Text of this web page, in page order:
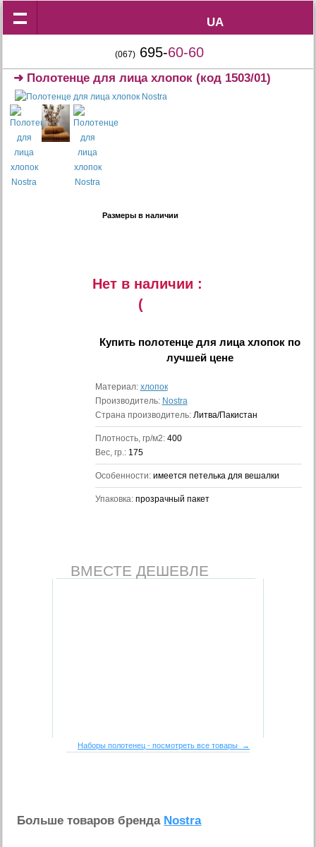
UA
UA
(067) 695-60-60
➜ Полотенце для лица хлопок (код 1503/01)
Размеры в наличии
Нет в наличии :
(
Купить полотенце для лица хлопок по
лучшей цене
Материал: хлопок
Производитель: Nostra
Страна производитель: Литва/Пакистан
Плотность, гр/м2: 400
Вес, гр.: 175
Особенности: имеется петелька для вешалки
Упаковка: прозрачный пакет
ВМЕСТЕ ДЕШЕВЛЕ
Наборы полотенец - посмотреть все товары →
Больше товаров бренда Nostra